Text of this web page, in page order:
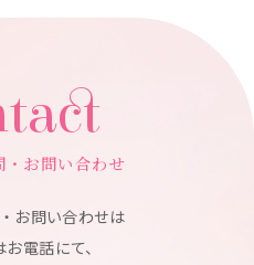
・お問い合わせ
お問い合わせは
電話にて、